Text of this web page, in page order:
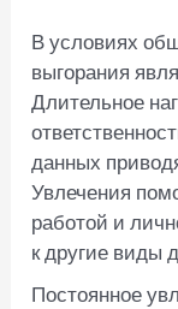
В условиях
выгорания
Длительное
данных
Увлечения
работой и
к другие виды
Постоянное